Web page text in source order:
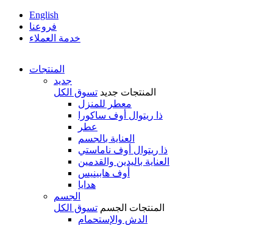
English
فروعنا
خدمة العملاء
المنتجات
جديد
المنتجات جديد تسوق الكل
معطر للمنزل
ذا ريتوال أوف ساكورا
عطر
العناية بالجسم
ذا ريتوال أوف ناماستي
العناية باليدين والقدمين
أوف هابينيس
هدايا
الجسم
المنتجات الجسم تسوق الكل
الدش والإستحمام